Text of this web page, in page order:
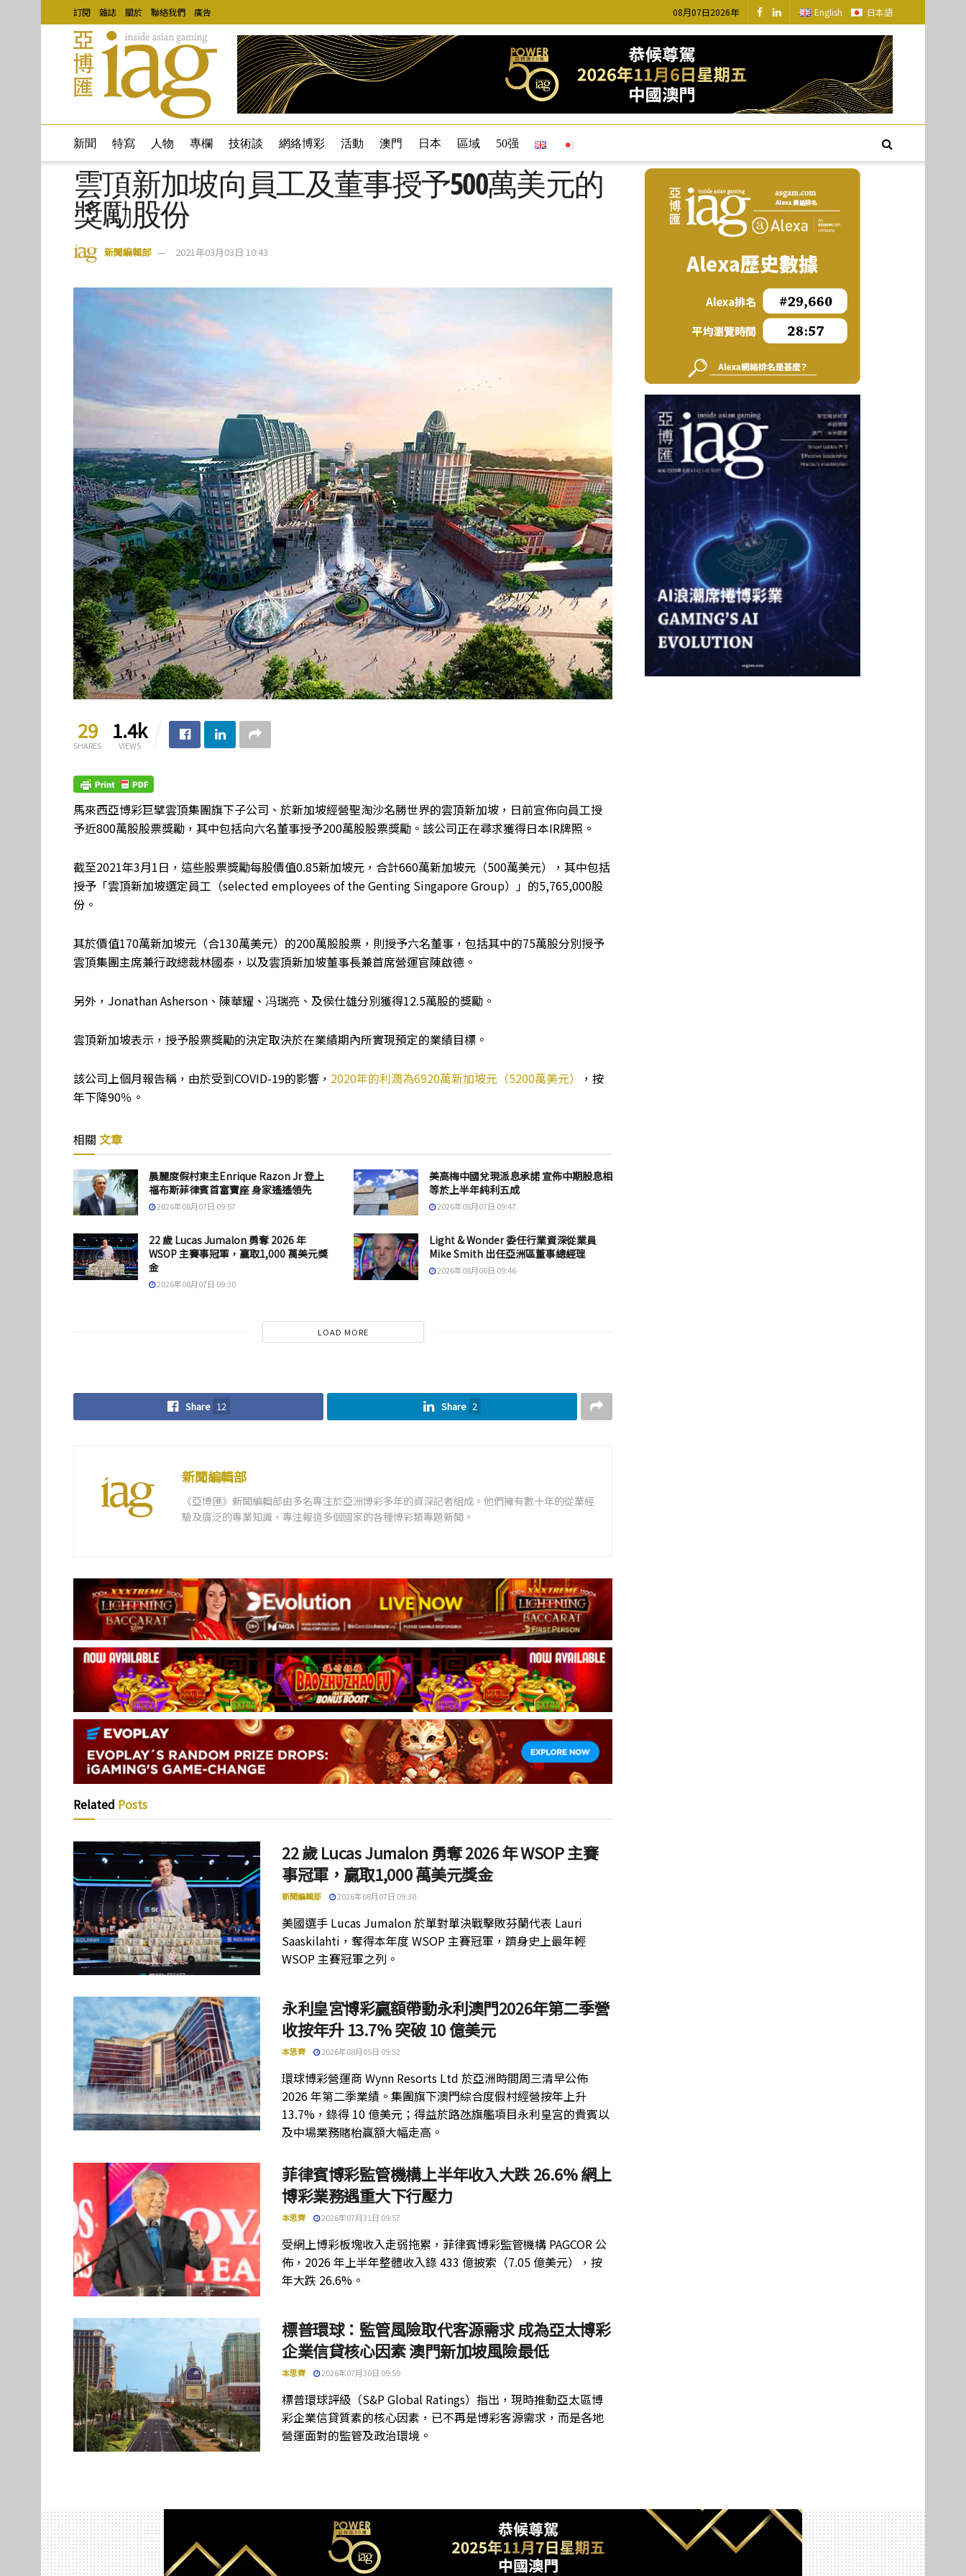
訂閱 雜誌 關於 聯絡我們 廣告 08月07日2026年 English 日本語
新聞 特寫 人物 專欄 技術談 網絡博彩 活動 澳門 日本 區域 50强
雲頂新加坡向員工及董事授予500萬美元的
獎勵股份
新聞編輯部 2021年03月03日 10:43
29
SHARES
1.4k
VIEWS
馬來西亞博彩巨擘雲頂集團旗下子公司、於新加坡經營聖淘沙名勝世界的雲頂新加坡，日前宣佈向員工授
予近800萬股股票獎勵，其中包括向六名董事授予200萬股股票獎勵。該公司正在尋求獲得日本IR牌照。
截至2021年3月1日，這些股票獎勵每股價值0.85新加坡元，合計660萬新加坡元（500萬美元），其中包括
授予「雲頂新加坡選定員工（selected employees of the Genting Singapore Group）」的5,765,000股
份。
其於價值170萬新加坡元（合130萬美元）的200萬股股票，則授予六名董事，包括其中的75萬股分別授予
雲頂集團主席兼行政總裁林國泰，以及雲頂新加坡董事長兼首席營運官陳啟德。
另外，Jonathan Asherson、陳華耀、冯瑞亮、及侯仕雄分別獲得12.5萬股的獎勵。
雲頂新加坡表示，授予股票獎勵的決定取決於在業績期內所實現預定的業績目標。
該公司上個月報告稱，由於受到COVID-19的影響， 2020年的利潤為6920萬新加坡元（5200萬美元）
，按
年下降90％。
相關 文章
晨麗度假村東主Enrique Razon Jr 登上
福布斯菲律賓首富寶座 身家遙遙領先
2026年08月07日 09:57
美高梅中國兌現派息承諾 宣佈中期股息相
等於上半年純利五成
2026年08月07日 09:47
22 歲 Lucas Jumalon 勇奪 2026 年
WSOP 主賽事冠軍，贏取1,000 萬美元獎
金
2026年08月07日 09:30
Light & Wonder 委任行業資深從業員
Mike Smith 出任亞洲區董事總經理
2026年08月06日 09:46
LOAD MORE
Share 12 Share 2
新聞編輯部
《亞博匯》新聞編輯部由多名專注於亞洲博彩多年的資深記者組成。他們擁有數十年的從業經
驗及廣泛的專業知識，專注報道多個國家的各種博彩類專題新聞。
Related Posts
22 歲 Lucas Jumalon 勇奪 2026 年 WSOP 主賽
事冠軍，贏取1,000 萬美元獎金
新聞編輯部 2026年08月07日 09:30
美國選手 Lucas Jumalon 於單對單決戰擊敗芬蘭代表 Lauri
Saaskilahti，奪得本年度 WSOP 主賽冠軍，躋身史上最年輕
WSOP 主賽冠軍之列。
永利皇宮博彩贏額帶動永利澳門2026年第二季營
收按年升 13.7% 突破 10 億美元
本思齊 2026年08月05日 09:52
環球博彩營運商 Wynn Resorts Ltd 於亞洲時間周三清早公佈
2026 年第二季業績。集團旗下澳門綜合度假村經營按年上升
13.7%，錄得 10 億美元；得益於路氹旗艦項目永利皇宮的貴賓以
及中場業務賭枱贏額大幅走高。
菲律賓博彩監管機構上半年收入大跌 26.6% 網上
博彩業務遇重大下行壓力
本思齊 2026年07月31日 09:57
受網上博彩板塊收入走弱拖累，菲律賓博彩監管機構 PAGCOR 公
佈，2026 年上半年整體收入錄 433 億披索（7.05 億美元），按
年大跌 26.6%。
標普環球：監管風險取代客源需求 成為亞太博彩
企業信貸核心因素 澳門新加坡風險最低
本思齊 2026年07月30日 09:59
標普環球評級（S&P Global Ratings）指出，現時推動亞太區博
彩企業信貸質素的核心因素，已不再是博彩客源需求，而是各地
營運面對的監管及政治環境。